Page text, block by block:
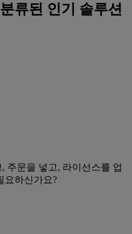
류된 인기 솔루션
주문을 넣고, 라이선스를 업
요하신가요?